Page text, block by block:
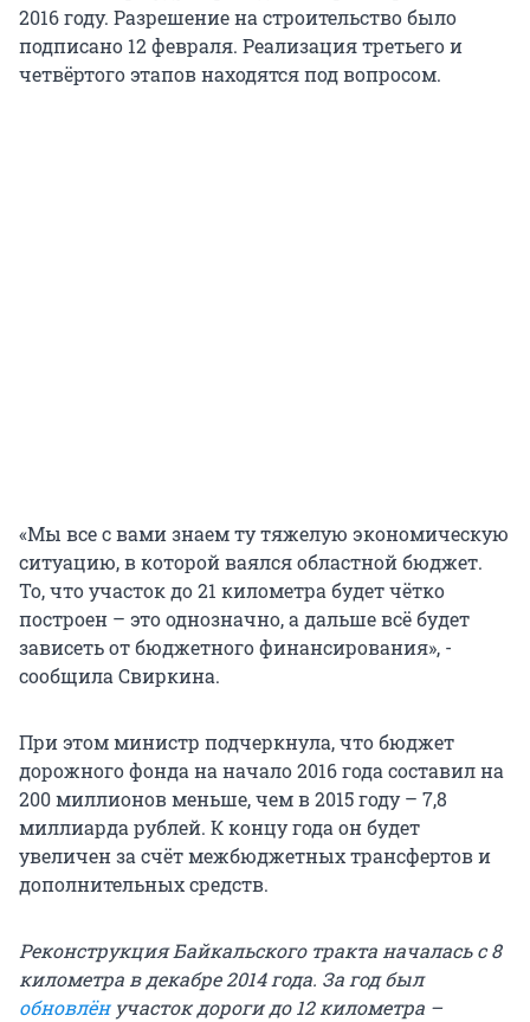
2016 году. Разрешение на строительство было
подписано 12 февраля. Реализация третьего и
четвёртого этапов находятся под вопросом.
«Мы все с вами знаем ту тяжелую экономическую
ситуацию, в которой ваялся областной бюджет.
То, что участок до 21 километра будет чётко
построен – это однозначно, а дальше всё будет
зависеть от бюджетного финансирования», -
сообщила Свиркина.
При этом министр подчеркнула, что бюджет
дорожного фонда на начало 2016 года составил на
200 миллионов меньше, чем в 2015 году – 7,8
миллиарда рублей. К концу года он будет
увеличен за счёт межбюджетных трансфертов и
дополнительных средств.
Реконструкция Байкальского тракта началась с 8
километра в декабре 2014 года. За год был
обновлёнучасток дороги до 12 километра –